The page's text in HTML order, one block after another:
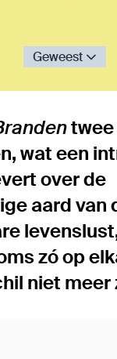
Geweest
wat een
over de
aard van
zó op
niet meer